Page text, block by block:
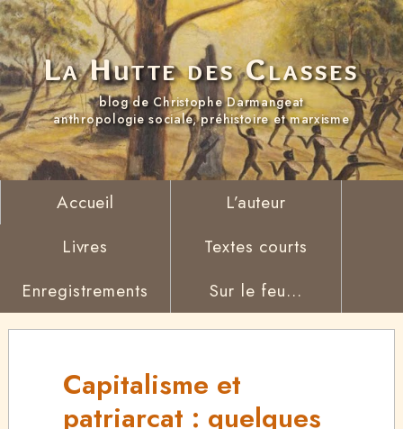
La Hutte des Classes
blog de Christophe Darmangeat
anthropologie sociale, préhistoire et marxisme
Accueil
L’auteur
Livres
Textes courts
Enregistrements
Sur le feu...
Capitalisme et
patriarcat : quelques